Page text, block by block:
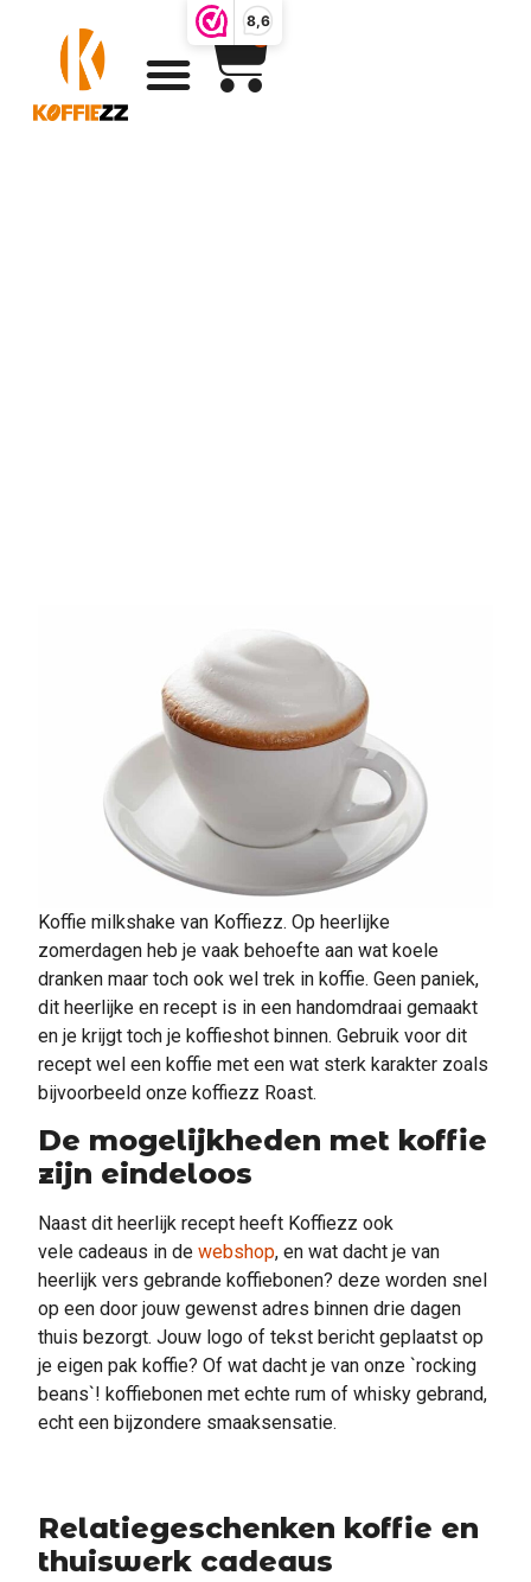
8,6
0
Koffie milkshake van Koffiezz. Op heerlijke
zomerdagen heb je vaak behoefte aan wat koele
dranken maar toch ook wel trek in koffie. Geen paniek,
dit heerlijke en recept is in een handomdraai gemaakt
en je krijgt toch je koffieshot binnen. Gebruik voor dit
recept wel een koffie met een wat sterk karakter zoals
bijvoorbeeld onze koffiezz Roast.
De mogelijkheden met koffie
zijn eindeloos
Naast dit heerlijk recept heeft Koffiezz ook
vele cadeaus in de webshop, en wat dacht je van
heerlijk vers gebrande koffiebonen? deze worden snel
op een door jouw gewenst adres binnen drie dagen
thuis bezorgt. Jouw logo of tekst bericht geplaatst op
je eigen pak koffie? Of wat dacht je van onze `rocking
beans`! koffiebonen met echte rum of whisky gebrand,
echt een bijzondere smaaksensatie.
Relatiegeschenken koffie en
thuiswerk cadeaus